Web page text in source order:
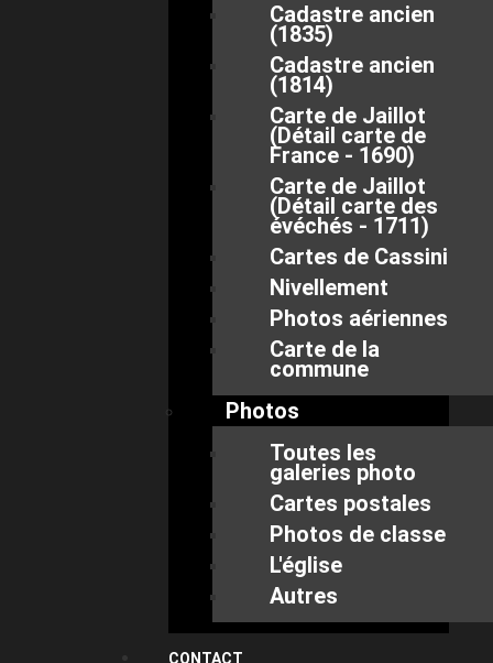
Cadastre ancien
(1835)
Cadastre ancien
(1814)
Carte de Jaillot
(Détail carte de
France - 1690)
Carte de Jaillot
(Détail carte des
évéchés - 1711)
Cartes de Cassini
Nivellement
Photos aériennes
Carte de la
commune
Photos
Toutes les
galeries photo
Cartes postales
Photos de classe
L'église
Autres
CONTACT